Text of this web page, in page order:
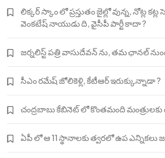
లిక్కర్ స్కాం లో ప్రస్తుతం జైల్లో వున్న,
వెంకటేష్ నాయుడు ది, వైసీపీ పార్టీ కాదా ?
జర్నలిస్ట్ పత్రి వాసుదేవన్ ను, తమ ఛానల్
సీఎం రమేష్ జోలికెళ్లి, కేటీఆర్ ఇరుక్కున్నాడా ?
చంద్రబాబు కేబినెట్ లో కొంతమంది
ఏపీ లో ఆ 11 స్థానాలకు త్వరలో ఉప